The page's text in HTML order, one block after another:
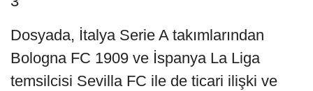
Dosyada, İtalya Serie A takımlarından
Bologna FC 1909 ve İspanya La Liga
temsilcisi Sevilla FC ile de ticari ilişki ve